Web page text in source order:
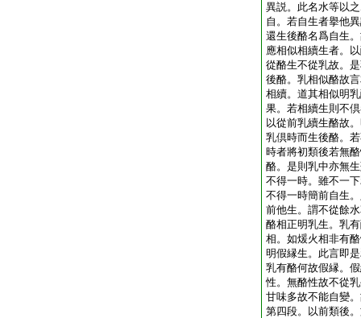
異説。此名水等以
自。若自生者擧他
還生後酪名爲自生
應相似相續生者。
從酪生不從乳故。
後酪。乳相似酪故
相續。道其相似明
果。若相續生則不
以從前乳續生酪故
乳倶時而生後酪。
時者將初類後若無
酪。是則乳中亦無
不得一時。雖不一
不得一時簡前自生
前他生。謂不從餘
酪相正明乳生。乳
相。如煖火相非有
明假縁生。此言即
乳有酪何故假縁。
性。無酪性故不從
甘味多故不能自變
第四段。以前類後